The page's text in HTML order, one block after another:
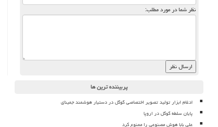
نظر شما در مورد مطلب:
پربیننده ترین ها
ادغام ابزار تولید تصویر اختصاصی گوگل در دستیار هوشمند جمینای
پایان سلطه گوگل در اروپا
علی بابا هوش مصنوعی را ممنوع کرد